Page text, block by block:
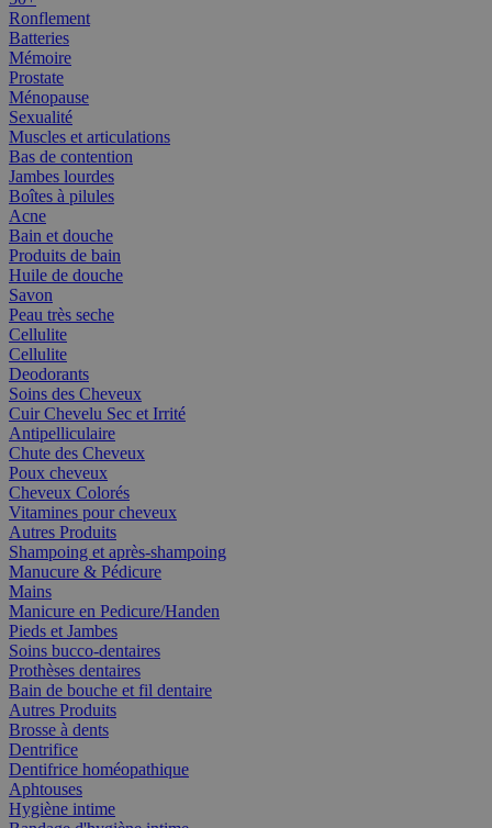
Ronflement
Batteries
Mémoire
Prostate
Ménopause
Sexualité
Muscles et articulations
Bas de contention
Jambes lourdes
Boîtes à pilules
Acne
Bain et douche
Produits de bain
Huile de douche
Savon
Peau très seche
Cellulite
Cellulite
Deodorants
Soins des Cheveux
Cuir Chevelu Sec et Irrité
Antipelliculaire
Chute des Cheveux
Poux cheveux
Cheveux Colorés
Vitamines pour cheveux
Autres Produits
Shampoing et après-shampoing
Manucure & Pédicure
Mains
Manicure en Pedicure/Handen
Pieds et Jambes
Soins bucco-dentaires
Prothèses dentaires
Bain de bouche et fil dentaire
Autres Produits
Brosse à dents
Dentrifice
Dentifrice homéopathique
Aphtouses
Hygiène intime